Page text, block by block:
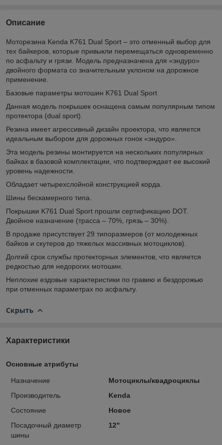
Описание
Моторезина Kenda K761 Dual Sport – это отменный выбор для
тех байкеров, которые привыкли перемещаться одновременно
по асфальту и грязи. Модель предназначена для «эндуро»
двойного формата со значительным уклоном на дорожное
применение.
Базовые параметры мотошин K761 Dual Sport
Данная модель покрышек оснащена самым популярным типом
протектора (dual sport).
Резина имеет агрессивный дизайн проектора, что является
идеальным выбором для дорожных гонок «эндуро».
Эта модель резины монтируется на нескольких популярных
байках в базовой комплектации, что подтверждает ее высокий
уровень надежности.
Обладает четырехслойной конструкцией корда.
Шины бескамерного типа.
Покрышки K761 Dual Sport прошли сертификацию DOT.
Двойное назначение (трасса – 70%, грязь – 30%).
В продаже присутствует 29 типоразмеров (от молодежных
байков и скутеров до тяжелых массивных мотоциклов).
Долгий срок службы протекторных элементов, что является
редкостью для недорогих мотошин.
Неплохие ездовые характеристики по гравию и бездорожью
при отменных параметрах по асфальту.
Скрыть
Характеристики
Основные атрибуты
Назначение
Мотоциклы/квадроциклы
Производитель
Kenda
Состояние
Новое
Посадочный диаметр
шины
12"